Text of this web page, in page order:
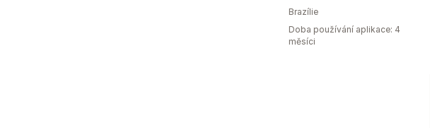
Brazílie
Doba používání aplikace: 4
měsíci